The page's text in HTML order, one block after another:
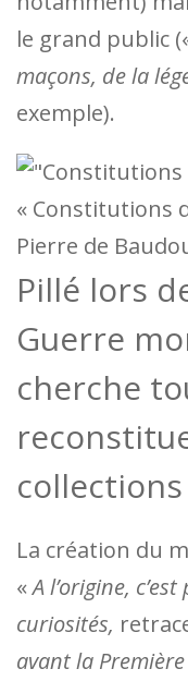
le grand public
maçons, de la
exemple).
« Constitutions
Pierre de
Pillé lors
Guerre
cherche
collections
La création du
«A l’origine,
curiosités,
avant la